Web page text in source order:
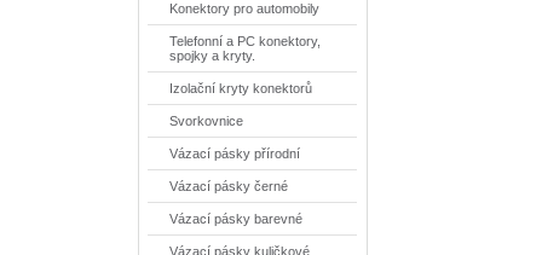
Konektory pro automobily
Telefonní a PC konektory,
spojky a kryty.
Izolační kryty konektorů
Svorkovnice
Vázací pásky přírodní
Vázací pásky černé
Vázací pásky barevné
Vázací pásky kuličkové